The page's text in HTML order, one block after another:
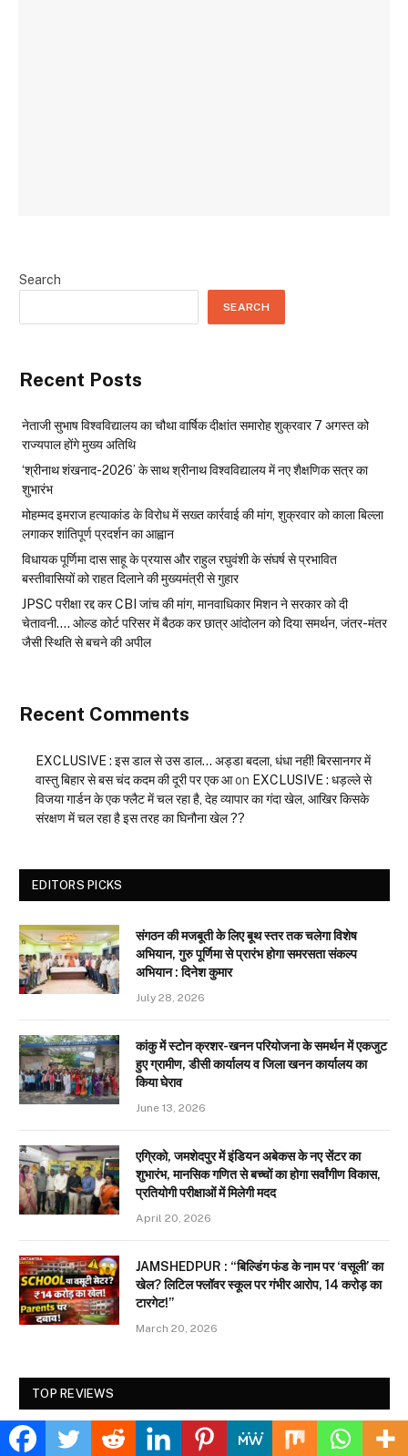
Search
SEARCH
Recent Posts
नेताजी सुभाष विश्वविद्यालय का चौथा वार्षिक दीक्षांत समारोह शुक्रवार 7 अगस्त को
राज्यपाल होंगे मुख्य अतिथि
‘श्रीनाथ शंखनाद-2026’ के साथ श्रीनाथ विश्वविद्यालय में नए शैक्षणिक सत्र का
शुभारंभ
मोहम्मद इमराज हत्याकांड के विरोध में सख्त कार्रवाई की मांग, शुक्रवार को काला बिल्ला
लगाकर शांतिपूर्ण प्रदर्शन का आह्वान
विधायक पूर्णिमा दास साहू के प्रयास और राहुल रघुवंशी के संघर्ष से प्रभावित
बस्तीवासियों को राहत दिलाने की मुख्यमंत्री से गुहार
JPSC परीक्षा रद्द कर CBI जांच की मांग, मानवाधिकार मिशन ने सरकार को दी
चेतावनी…. ओल्ड कोर्ट परिसर में बैठक कर छात्र आंदोलन को दिया समर्थन, जंतर-मंतर
जैसी स्थिति से बचने की अपील
Recent Comments
EXCLUSIVE : इस डाल से उस डाल… अड्डा बदला, धंधा नहीं! बिरसानगर में
वास्तु बिहार से बस चंद कदम की दूरी पर एक आon EXCLUSIVE : धड़ल्ले से
विजया गार्डन के एक फ्लैट में चल रहा है, देह व्यापार का गंदा खेल, आखिर किसके
संरक्षण में चल रहा है इस तरह का घिनौना खेल ??
EDITORS PICKS
संगठन की मजबूती के लिए बूथ स्तर तक चलेगा विशेष
अभियान, गुरु पूर्णिमा से प्रारंभ होगा समरसता संकल्प
अभियान : दिनेश कुमार
July 28, 2026
कांकु में स्टोन क्रशर-खनन परियोजना के समर्थन में एकजुट
हुए ग्रामीण, डीसी कार्यालय व जिला खनन कार्यालय का
किया घेराव
June 13, 2026
एग्रिको, जमशेदपुर में इंडियन अबेकस के नए सेंटर का
शुभारंभ, मानसिक गणित से बच्चों का होगा सर्वांगीण विकास,
प्रतियोगी परीक्षाओं में मिलेगी मदद
April 20, 2026
JAMSHEDPUR : “बिल्डिंग फंड के नाम पर ‘वसूली’ का
खेल? लिटिल फ्लॉवर स्कूल पर गंभीर आरोप, 14 करोड़ का
टारगेट!”
March 20, 2026
TOP REVIEWS